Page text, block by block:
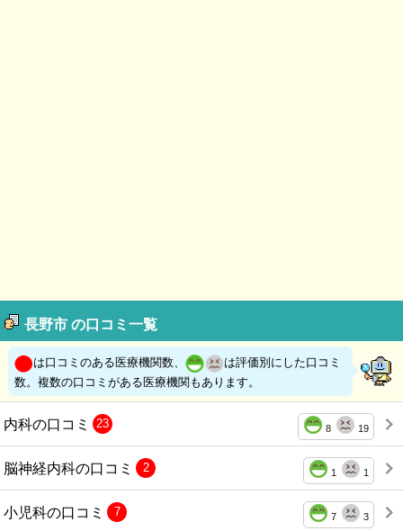
長野市 の口コミ一覧
は口コミのある医療機関数、
は評価別にした口コミ
数。複数の口コミがある医療機関もあります。
内科の口コミ 8 19
23
脳神経内科の口コミ 1 1
2
小児科の口コミ 7 3
7